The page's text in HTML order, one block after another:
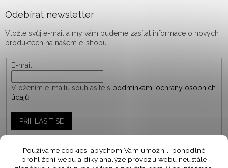
Používáme cookies, abychom Vám umožnili pohodlné
prohlížení webu a díky analýze provozu webu neustále
Odebírat newsletter
Vložte svůj e-mail a my vám budeme zasílat informace o nových
produktech na našem e-shopu.
E-mail
Vložením e-mailu souhlasíte s podmínkami ochrany osobních
údajů
PŘIHLÁSIT SE
Vytvořil Shoptet